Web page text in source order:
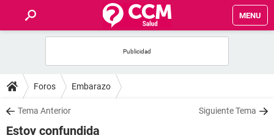
MENU
FOROS
SALUD
Foros Embarazo
Tema Anterior Siguiente Tema
Estoy confundida